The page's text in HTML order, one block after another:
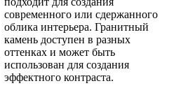
современного или сдержанного
облика интерьера. Гранитный
камень доступен в разных
оттенках и может быть
использован для создания
эффектного контраста.